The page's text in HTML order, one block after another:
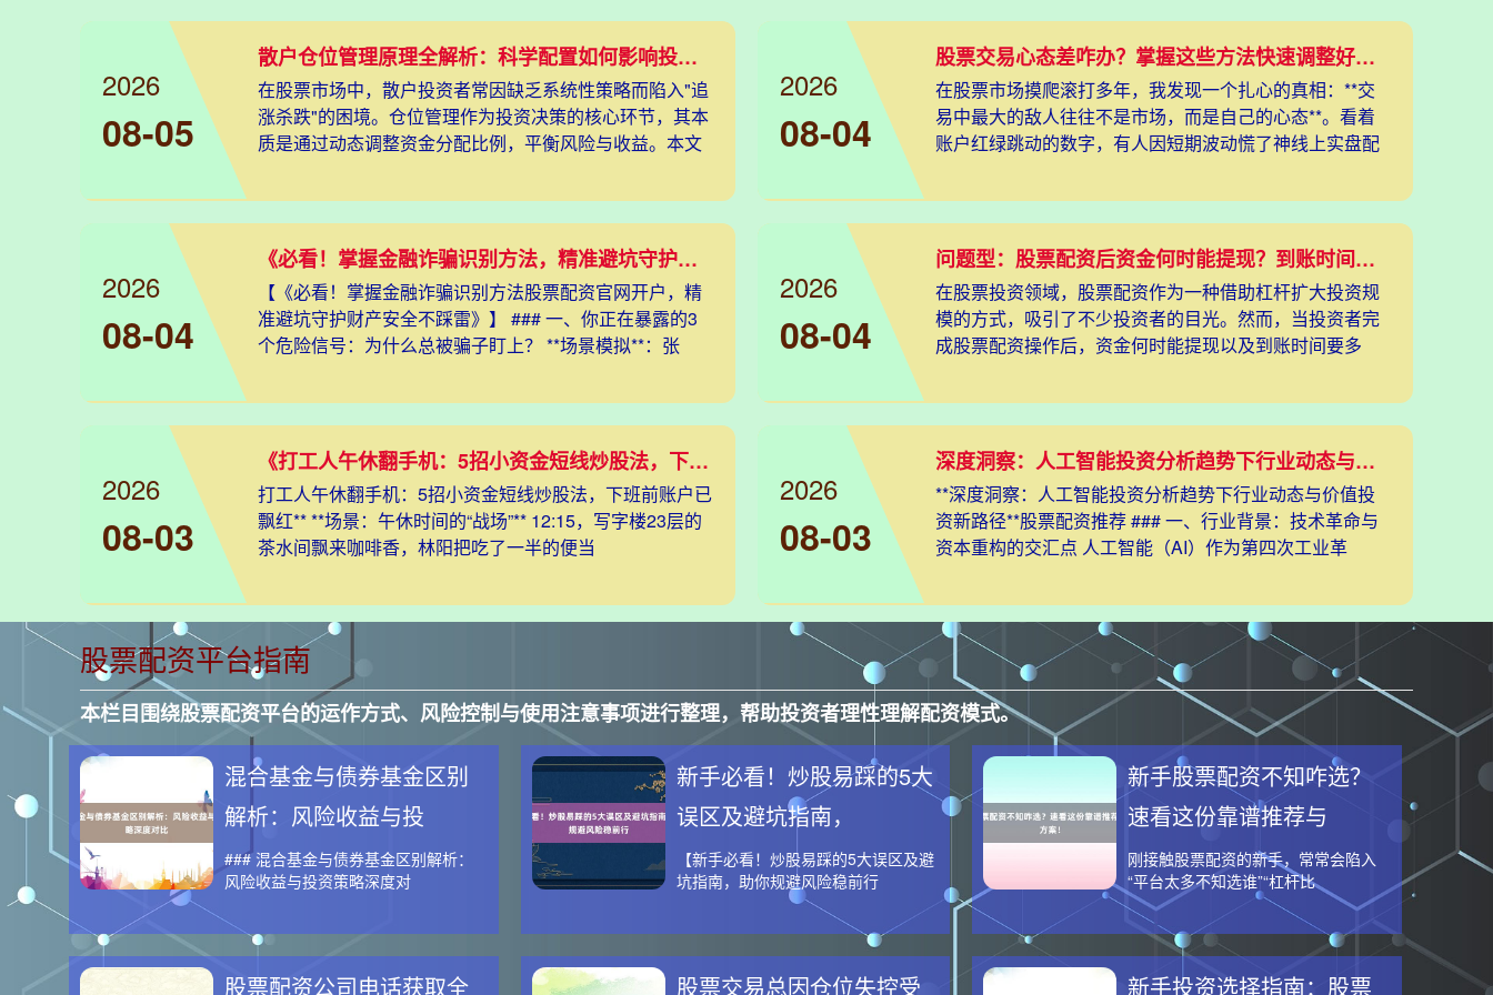
2026
08-05
散户仓位管理原理全解析：科学配置如何影响投资收益？
在股票市场中，散户投资者常因缺乏系统性策略而陷入"追
涨杀跌"的困境。仓位管理作为投资决策的核心环节，其本
质是通过动态调整资金分配比例，平衡风险与收益。本文
2026
08-04
股票交易心态差咋办？掌握这些方法快速调整好状态！
在股票市场摸爬滚打多年，我发现一个扎心的真相：**交
易中最大的敌人往往不是市场，而是自己的心态**。看着
账户红绿跳动的数字，有人因短期波动慌了神线上实盘配
2026
08-04
《必看！掌握金融诈骗识别方法，精准避坑守护财产安全不踩雷》
【《必看！掌握金融诈骗识别方法股票配资官网开户，精
准避坑守护财产安全不踩雷》】 ### 一、你正在暴露的3
个危险信号：为什么总被骗子盯上？ **场景模拟**：张
2026
08-04
问题型：股票配资后资金何时能提现？到账时间要多久揭晓
在股票投资领域，股票配资作为一种借助杠杆扩大投资规
模的方式，吸引了不少投资者的目光。然而，当投资者完
成股票配资操作后，资金何时能提现以及到账时间要多
2026
08-03
《打工人午休翻手机：5招小资金短线炒股法，下班前账户已飘红》
打工人午休翻手机：5招小资金短线炒股法，下班前账户已
飘红** **场景：午休时间的“战场”** 12:15，写字楼23层的
茶水间飘来咖啡香，林阳把吃了一半的便当
2026
08-03
深度洞察：人工智能投资分析趋势下行业动态与价值投资新路径
**深度洞察：人工智能投资分析趋势下行业动态与价值投
资新路径**股票配资推荐 ### 一、行业背景：技术革命与
资本重构的交汇点 人工智能（AI）作为第四次工业革
股票配资平台指南
本栏目围绕股票配资平台的运作方式、风险控制与使用注意事项进行整理，帮助投资者理性理解配资模式。
混合基金与债券基金区别
解析：风险收益与投
### 混合基金与债券基金区别解析：
风险收益与投资策略深度对
新手必看！炒股易踩的5大
误区及避坑指南，
【新手必看！炒股易踩的5大误区及避
坑指南，助你规避风险稳前行
新手股票配资不知咋选？
速看这份靠谱推荐与
刚接触股票配资的新手，常常会陷入
“平台太多不知选谁”“杠杆比
股票配资公司电话获取全 股票交易总因仓位失控受 新手投资选择指南：股票